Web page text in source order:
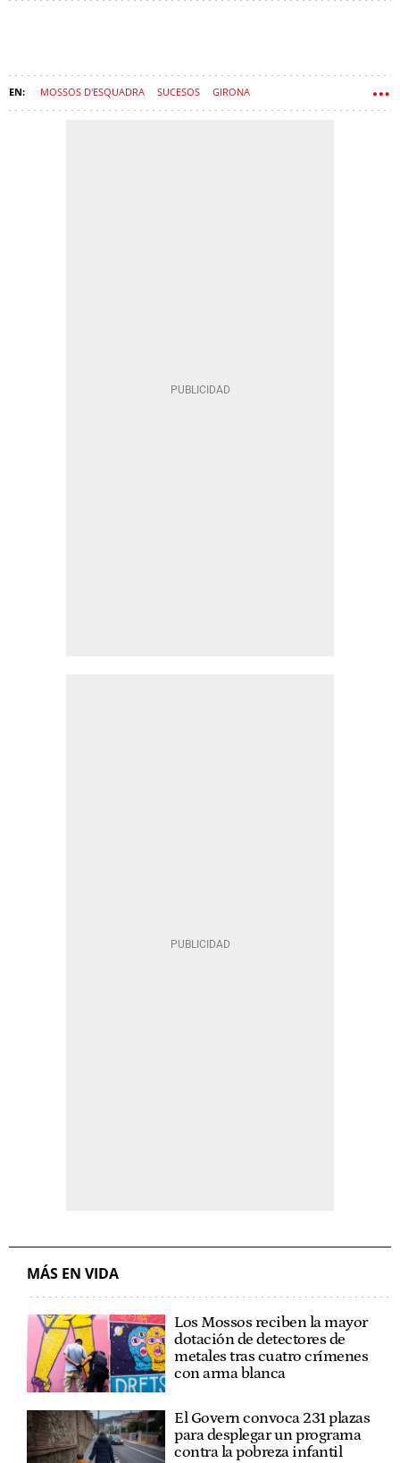
MOSSOS D'ESQUADRA SUCESOS GIRONA
MÁS EN VIDA
Los Mossos reciben la mayor
dotación de detectores de
metales tras cuatro crímenes
con arma blanca
El Govern convoca 231 plazas
para desplegar un programa
contra la pobreza infantil